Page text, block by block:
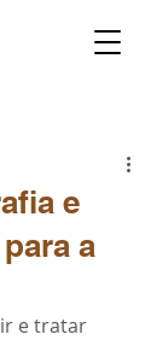
e
a
e tratar